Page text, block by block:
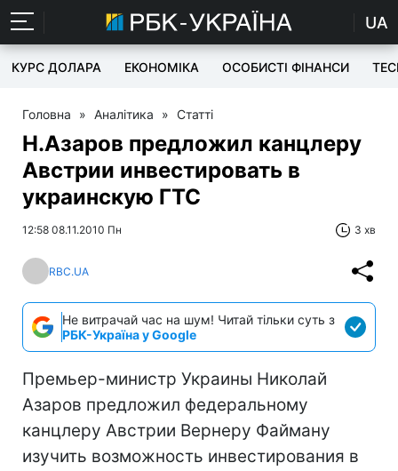
UA
КУРС ДОЛАРА ЕКОНОМІКА ОСОБИСТІ ФІНАНСИ
Головна » Аналітика » Статті
Н.Азаров предложил канцлеру
Австрии инвестировать в
украинскую ГТС
12:58 08.11.2010 Пн 3 хв
RBC.UA
Не витрачай час на шум! Читай тільки суть з
РБК-Україна у Google
Премьер-министр Украины Николай
Азаров предложил федеральному
канцлеру Австрии Вернеру Файману
изучить возможность инвестирования в